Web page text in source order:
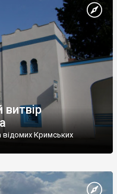
відомих Кримських